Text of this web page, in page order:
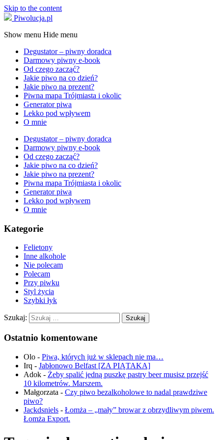
Skip to the content
Piwolucja.pl
Show menu Hide menu
Degustator – piwny doradca
Darmowy piwny e-book
Od czego zacząć?
Jakie piwo na co dzień?
Jakie piwo na prezent?
Piwna mapa Trójmiasta i okolic
Generator piwa
Lekko pod wpływem
O mnie
Degustator – piwny doradca
Darmowy piwny e-book
Od czego zacząć?
Jakie piwo na co dzień?
Jakie piwo na prezent?
Piwna mapa Trójmiasta i okolic
Generator piwa
Lekko pod wpływem
O mnie
Kategorie
Felietony
Inne alkohole
Nie polecam
Polecam
Przy piwku
Styl życia
Szybki łyk
Szukaj:
Ostatnio komentowane
Olo - Piwa, których już w sklepach nie ma…
Irq - Jabłonowo Belfast [ZA PIĄTAKA]
Adok - Żeby spalić jedną puszkę pastry beer musisz przejść
10 kilometrów. Marszem.
Małgorzata - Czy piwo bezalkoholowe to nadal prawdziwe
piwo?
Jackdsniels - Łomża – „mały” browar z obrzydliwym piwem.
Łomża Export.